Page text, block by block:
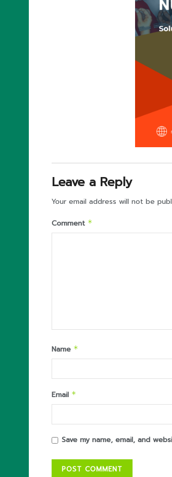
Leave a Reply
Your email address will not be
Comment *
Name *
Email *
Save my name, email, and